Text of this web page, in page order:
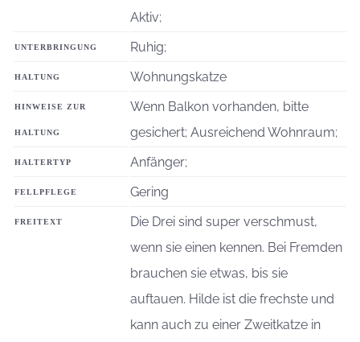
Aktiv;
UNTERBRINGUNG Ruhig;
HALTUNG Wohnungskatze
HINWEISE ZUR
HALTUNG
Wenn Balkon vorhanden, bitte
gesichert; Ausreichend Wohnraum;
HALTERTYP Anfänger;
FELLPFLEGE Gering
FREITEXT
Die Drei sind super verschmust,
wenn sie einen kennen. Bei Fremden
brauchen sie etwas, bis sie
auftauen. Hilde ist die frechste und
kann auch zu einer Zweitkatze in